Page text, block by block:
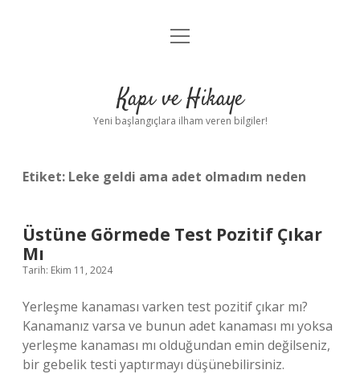
Anasayfa
Yasal Uyarı
menüyü
Kapı ve Hikaye
Yeni başlangıçlara ilham veren bilgiler!
Etiket: Leke geldi ama adet olmadım neden
Üstüne Görmede Test Pozitif Çıkar
Mı
Tarih: Ekim 11, 2024
Yerleşme kanaması varken test pozitif çıkar mı?
Kanamanız varsa ve bunun adet kanaması mı yoksa
yerleşme kanaması mı olduğundan emin değilseniz,
bir gebelik testi yaptırmayı düşünebilirsiniz.